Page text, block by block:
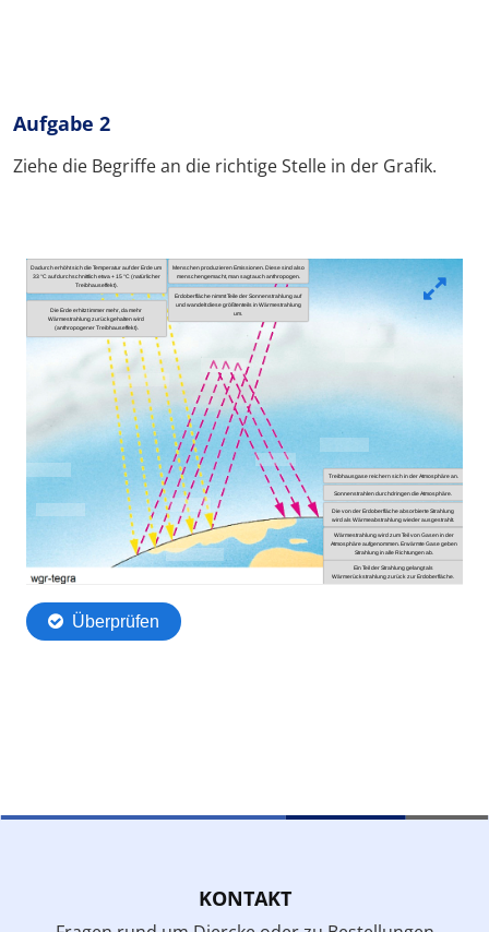
Aufgabe 2
Ziehe die Begriffe an die richtige Stelle in der Grafik.
KONTAKT